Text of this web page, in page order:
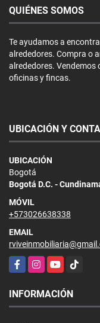
QUIÉNES SOMOS
Te ayudamos a
alrededores. Compra o
alrededores. Vendemos
oficinas y fincas.
UBICACIÓN Y
UBICACIÓN
Bogotá
Bogotá D.C. -
MÓVIL
+573026638338
EMAIL
FacebookInstagramYouTubeTikTok
INFORMACIÓN